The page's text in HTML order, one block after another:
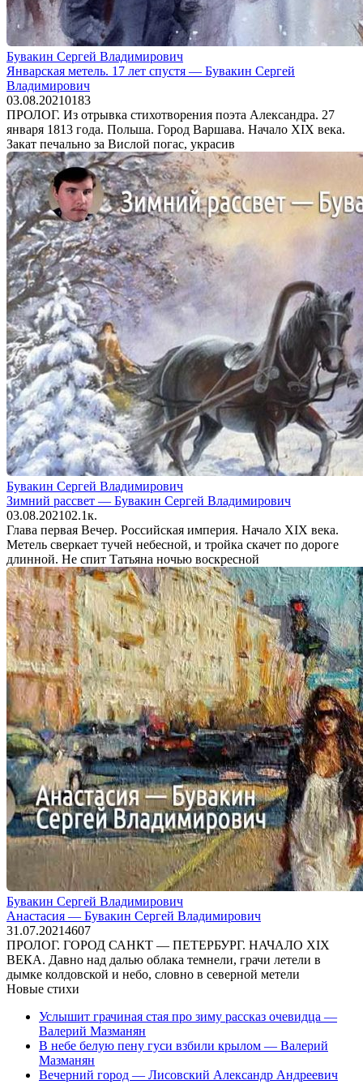
Бувакин Сергей Владимирович
Январская метель. 17 лет спустя — Бувакин Сергей
Владимирович
03.08.20210183
ПРОЛОГ. Из отрывка стихотворения поэта Александра. 27
января 1813 года. Польша. Город Варшава. Начало XIX века.
Закат печально за Вислой погас, украсив
Бувакин Сергей Владимирович
Зимний рассвет — Бувакин Сергей Владимирович
03.08.202102.1к.
Глава первая Вечер. Российская империя. Начало XIX века.
Метель сверкает тучей небесной, и тройка скачет по дороге
длинной. Не спит Татьяна ночью воскресной
Бувакин Сергей Владимирович
Анастасия — Бувакин Сергей Владимирович
31.07.20214607
ПРОЛОГ. ГОРОД САНКТ — ПЕТЕРБУРГ. НАЧАЛО XIX
ВЕКА. Давно над далью облака темнели, грачи летели в
дымке колдовской и небо, словно в северной метели
Новые стихи
Услышит грачиная стая про зиму рассказ очевидца —
Валерий Мазманян
В небе белую пену гуси взбили крылом — Валерий
Мазманян
Вечерний город — Лисовский Александр Андреевич